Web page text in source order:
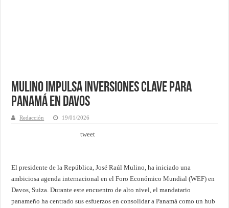
Mulino impulsa inversiones clave para
Panamá en Davos
Redacción 19/01/2026
tweet
El presidente de la República, José Raúl Mulino, ha iniciado una
ambiciosa agenda internacional en el Foro Económico Mundial (WEF) en
Davos, Suiza. Durante este encuentro de alto nivel, el mandatario
panameño ha centrado sus esfuerzos en consolidar a Panamá como un hub